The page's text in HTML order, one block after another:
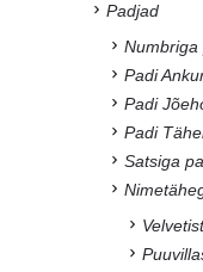
Padjad
Numbriga
Padi
Padi
Padi
Satsiga